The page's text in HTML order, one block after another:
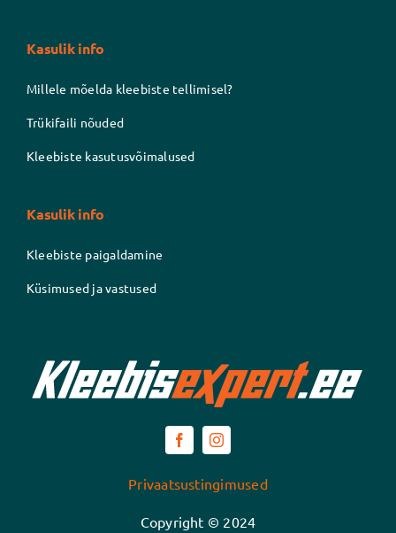
Kasulik info
Millele mõelda kleebiste tellimisel?
Trükifaili nõuded
Kleebiste kasutusvõimalused
Kasulik info
Kleebiste paigaldamine
Küsimused ja vastused
Privaatsustingimused
Copyright © 2024